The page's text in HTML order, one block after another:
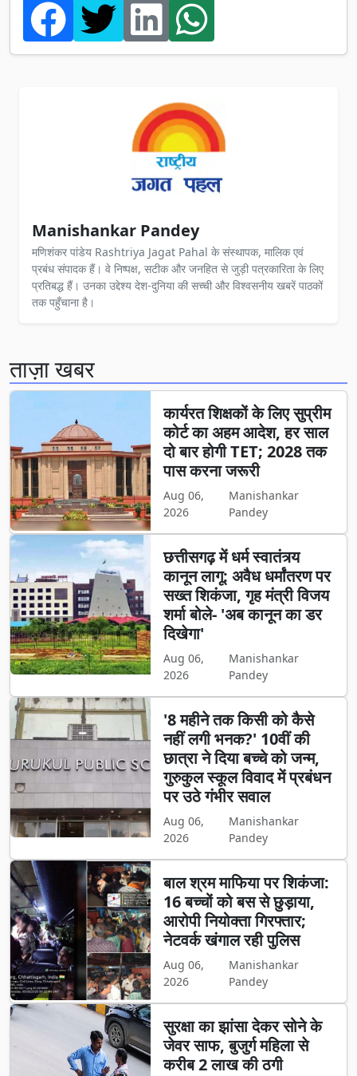
Manishankar Pandey
मणिशंकर पांडेय Rashtriya Jagat Pahal के संस्थापक, मालिक एवं
प्रबंध संपादक हैं। वे निष्पक्ष, सटीक और जनहित से जुड़ी पत्रकारिता के लिए
प्रतिबद्ध हैं। उनका उद्देश्य देश-दुनिया की सच्ची और विश्वसनीय खबरें पाठकों
तक पहुँचाना है।
ताज़ा खबर
कार्यरत शिक्षकों के लिए सुप्रीम
कोर्ट का अहम आदेश, हर साल
दो बार होगी TET; 2028 तक
पास करना जरूरी
Aug 06,
2026
Manishankar
Pandey
छत्तीसगढ़ में धर्म स्वातंत्र्य
कानून लागू: अवैध धर्मांतरण पर
सख्त शिकंजा, गृह मंत्री विजय
शर्मा बोले- 'अब कानून का डर
दिखेगा'
Aug 06,
2026
Manishankar
Pandey
'8 महीने तक किसी को कैसे
नहीं लगी भनक?' 10वीं की
छात्रा ने दिया बच्चे को जन्म,
गुरुकुल स्कूल विवाद में प्रबंधन
पर उठे गंभीर सवाल
Aug 06,
2026
Manishankar
Pandey
बाल श्रम माफिया पर शिकंजा:
16 बच्चों को बस से छुड़ाया,
आरोपी नियोक्ता गिरफ्तार;
नेटवर्क खंगाल रही पुलिस
Aug 06,
2026
Manishankar
Pandey
सुरक्षा का झांसा देकर सोने के
जेवर साफ, बुजुर्ग महिला से
करीब 2 लाख की ठगी